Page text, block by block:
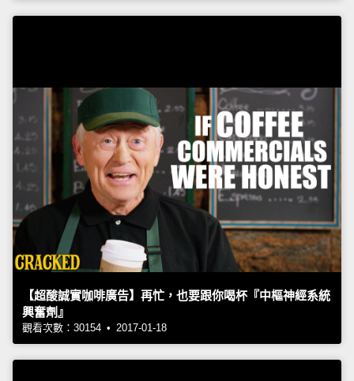
【超酸誠實咖啡廣告】再忙，也要跟你喝杯『中樞神經系統
興奮劑』
觀看次數：30154 • 2017-01-18